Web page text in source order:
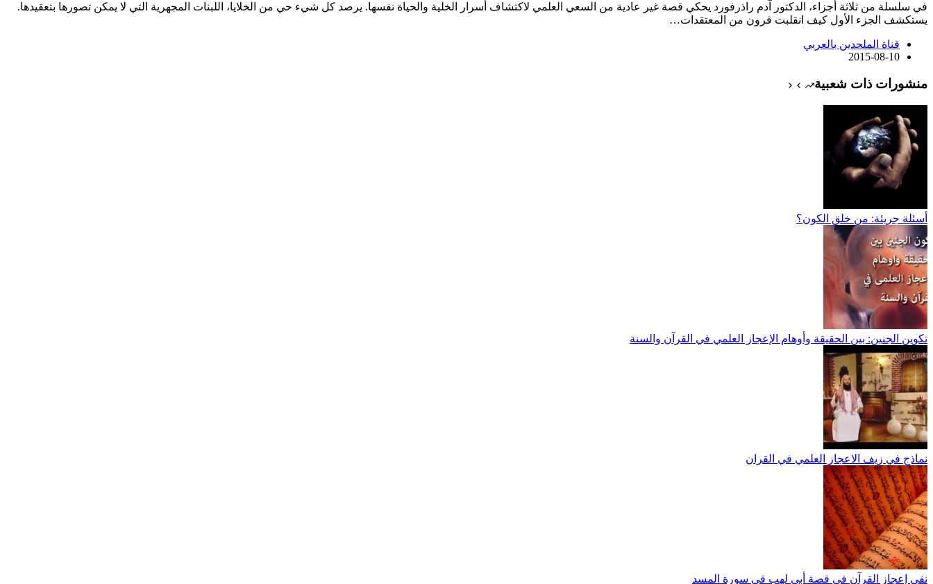
في سلسلة من ثلاثة أجزاء، الدكتور آدم راذرفورد يحكي قصة غير عادية من السعي العلمي لاكتشاف أسرار الخلية والحياة نفسها. يرصد كل شيء حي من الخلايا، اللبنات المجهرية التي لا يمكن تصورها بتعقيدها.
يستكشف الجزء الأول كيف انقلبت قرون من المعتقدات…
قناة الملحدين بالعربي
2015-08-10
منشورات ذات شعبية
أسئلة جريئة: من خلق الكون؟
تكوين الجنين: بين الحقيقة وأوهام الإعجاز العلمي في القرآن والسنة
نماذج في زيف الاعجاز العلمي في القران
نفي إعجاز القرآن في قصة أبي لهب في سورة المسد